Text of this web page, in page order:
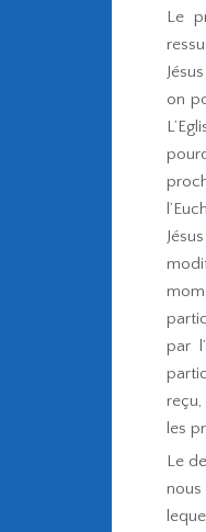
Le
on
par
les
Le